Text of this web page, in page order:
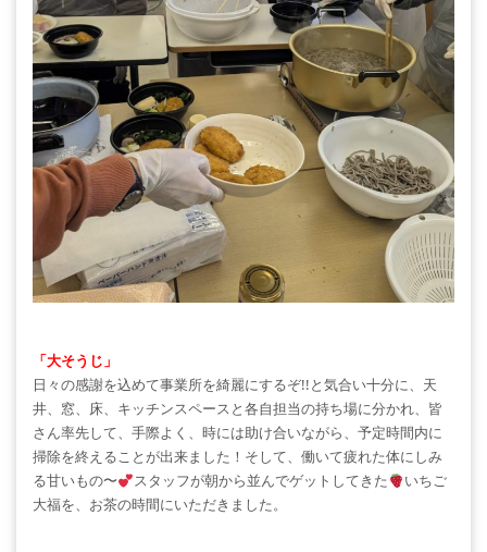
「大そうじ」
日々の感謝を込めて事業所を綺麗にするぞ!!と気合い十分に、天
井、窓、床、キッチンスペースと各自担当の持ち場に分かれ、皆
さん率先して、手際よく、時には助け合いながら、予定時間内に
掃除を終えることが出来ました！そして、働いて疲れた体にしみ
る甘いもの〜
スタッフが朝から並んでゲットしてきた
いちご
大福を、お茶の時間にいただきました。